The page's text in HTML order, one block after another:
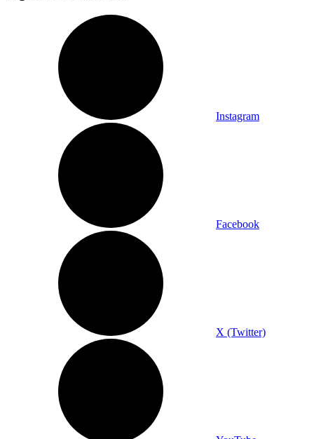
Instagram
Facebook
X (Twitter)